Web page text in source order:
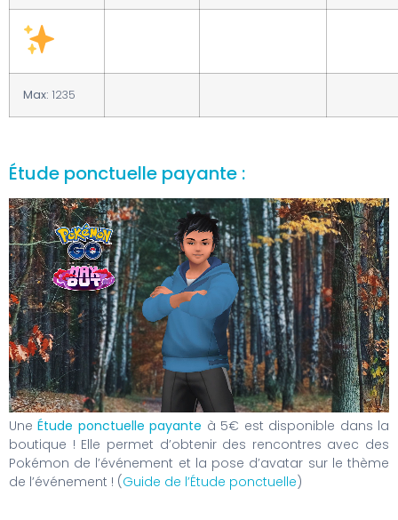
Max: 1235
Étude ponctuelle payante :
UneÉtude ponctuelle payante à 5€ est disponible dans la
boutique ! Elle permet d’obtenir des rencontres avec des
Pokémon de l’événement et la pose d’avatar sur le thème
de l’événement ! (Guide de l’Étude ponctuelle)